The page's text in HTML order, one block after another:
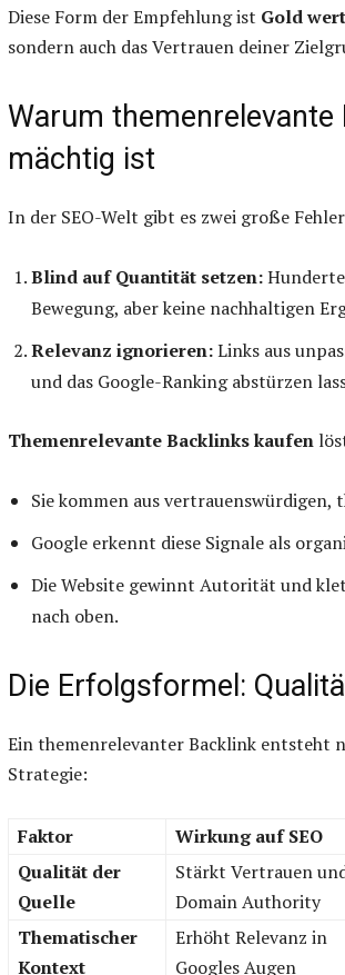
Diese Form der Empfehlung ist Gold wert
sondern auch das Vertrauen deiner
Warum
mächtig ist
In der SEO-Welt gibt es zwei große
Blind auf Quantität setzen:
Bewegung, aber keine nachhaltigen
Relevanz ignorieren:Links aus
und das Google-Ranking abstürzen
Themenrelevante Backlinks kaufen
Sie kommen aus vertrauenswürdigen,
Google erkennt diese Signale als
Die Website gewinnt Autorität und
nach oben.
Die Erfolgsformel:
Ein themenrelevanter Backlink entsteht
Strategie:
Faktor Wirkung auf SEO
Qualität der
Quelle
Stärkt Vertrauen
Domain Authority
Thematischer
Kontext
Erhöht Relevanz in
Googles Augen